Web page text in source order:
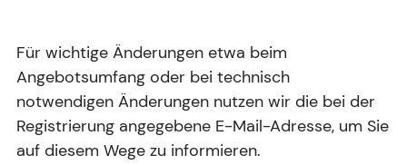
Für wichtige Änderungen etwa beim
Angebotsumfang oder bei technisch
notwendigen Änderungen nutzen wir die bei der
Registrierung angegebene E-Mail-Adresse, um Sie
auf diesem Wege zu informieren.